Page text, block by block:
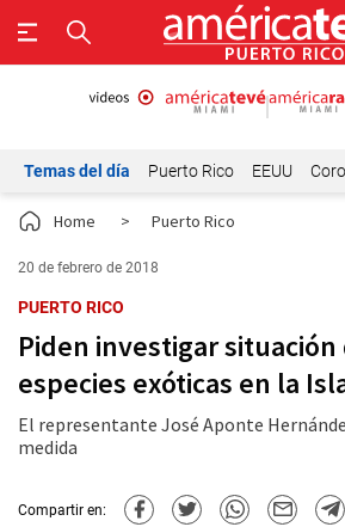
Temas del día Puerto Rico EEUU
Home > Puerto Rico
20 de febrero de 2018
PUERTO RICO
Piden investigar
especies exóticas en la
El representante José Aponte
medida
Compartir en: